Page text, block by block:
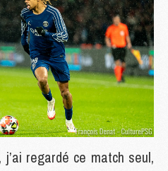
regardé ce match seul,